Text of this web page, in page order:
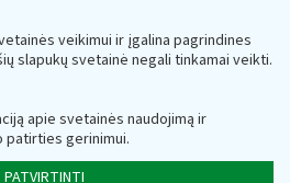
veikimui ir įgalina pagrindines
slapukų svetainė negali tinkamai veikti.
apie svetainės naudojimą ir
patirties gerinimui.
PATVIRTINTI